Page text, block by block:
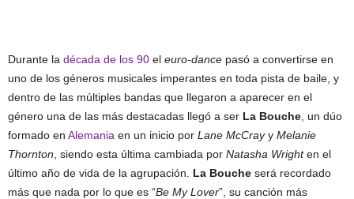
Durante la década de los 90 el euro-dance pasó a convertirse en
uno de los géneros musicales imperantes en toda pista de baile, y
dentro de las múltiples bandas que llegaron a aparecer en el
género una de las más destacadas llegó a ser La Bouche , un dúo
formado en Alemania en un inicio por Lane McCrayy Melanie
Thornton , siendo esta última cambiada por Natasha Wrighten el
último año de vida de la agrupación. La Bouche será recordado
más que nada por lo que es “Be My Lover”, su canción más